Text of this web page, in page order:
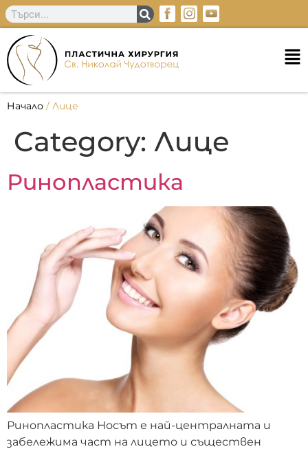
Начало / Лице
Category: Лице
Ринопластика
Ринопластика Носът е най-централната и
забележима част на лицето и съществен